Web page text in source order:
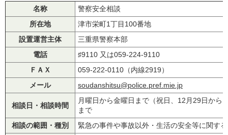
名称
警察安全相談
所在地
津市栄町1丁目100番地
設置運営主体
三重県警察本部
電話
♯9110 又は059-224-9110
ＦＡＸ
059-222-0110（内線2919）
メール
soudanshitsu@police.pref.mie.jp
相談日・相談時間
月曜日から金曜日まで（祝日、12月29日から
まで
相談の範囲・種別
緊急の事件や事故以外・生活の安全等に関す